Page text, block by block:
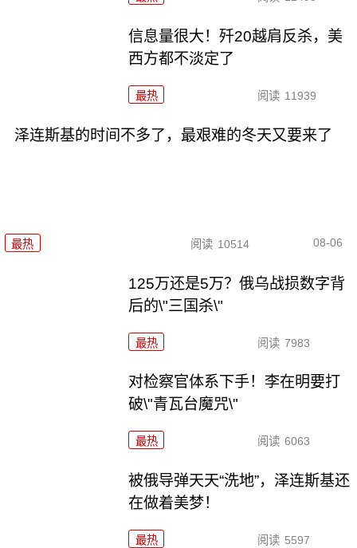
信息量很大！歼20越肩反杀，美
西方都不淡定了
最热 阅读 11939
泽连斯基的时间不多了，最艰难的冬天又要来了
最热 阅读 10514 08-06
125万还是5万？俄乌战损数字背
后的\"三国杀\"
最热 阅读 7983
对检察官体系下手！李在明要打
破\"青瓦台魔咒\"
最热 阅读 6063
被俄导弹天天“洗地”，泽连斯基还
在做着美梦！
最热 阅读 5597